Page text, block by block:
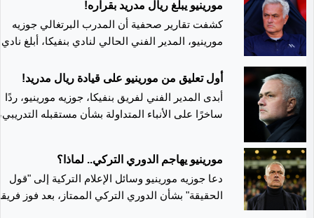
مورينيو يبلغ ريال مدريد بقراره!
كشفت تقارير صحفية أن المدرب البرتغالي جوزيه
مورينيو، المدير الفني الحالي لنادي بنفيكا، أبلغ نادي
خلال الفترة المقبلة، في خطوة وُصفت بالمفاجئة.
أول تعليق من مورينيو على قيادة ريال مدريد!
أبدى المدير الفني لفريق بنفيكا، جوزيه مورينيو، ردًا
ساخرًا على الأنباء المتداولة بشأن مستقبله
مورينيو يهاجم الدوري التركي.. لماذا؟
دعا جوزيه مورينيو وسائل الإعلام التركية إلى "قول
الحقيقة" بشأن الدوري التركي الممتاز، بعد فوز